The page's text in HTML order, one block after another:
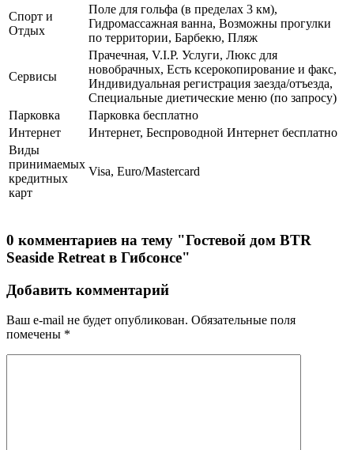
Спорт и
Отдых
Поле для гольфа (в пределах 3 км),
Гидромассажная ванна, Возможны прогулки
по территории, Барбекю, Пляж
Сервисы
Прачечная, V.I.P. Услуги, Люкс для
новобрачных, Есть ксерокопирование и факс,
Индивидуальная регистрация заезда/отъезда,
Специальные диетические меню (по запросу)
Парковка
Парковка бесплатно
Интернет
Интернет, Беспроводной Интернет бесплатно
Виды
принимаемых
кредитных
карт
Visa, Euro/Mastercard
0 комментариев на тему "Гостевой дом BTR
Seaside Retreat в Гибсонсе"
Добавить комментарий
Ваш e-mail не будет опубликован. Обязательные поля
помечены *